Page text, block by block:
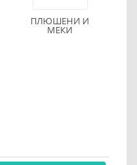
ПЛЮШЕНИ И
МЕКИ